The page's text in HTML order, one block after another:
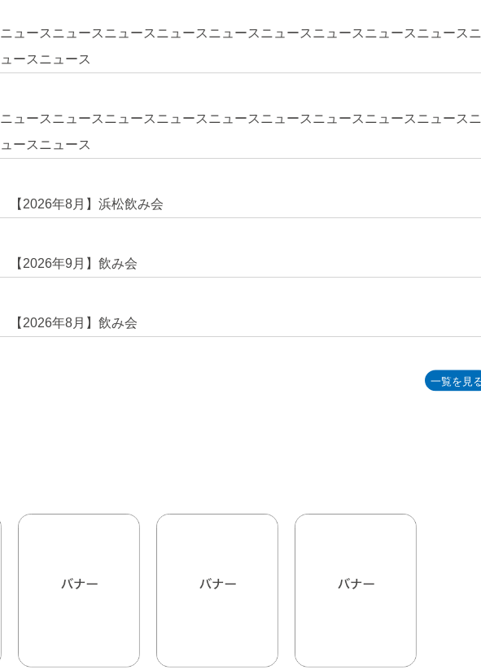
ニュースニュースニュースニュースニュースニュースニュースニュースニュースニ
ュースニュース
ニュースニュースニュースニュースニュースニュースニュースニュースニュースニ
ュースニュース
【2026年8月】浜松飲み会
【2026年9月】飲み会
【2026年8月】飲み会